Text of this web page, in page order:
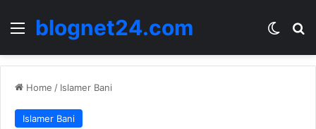
Menublognet24.com
Home / Islamer Bani
Islamer Bani